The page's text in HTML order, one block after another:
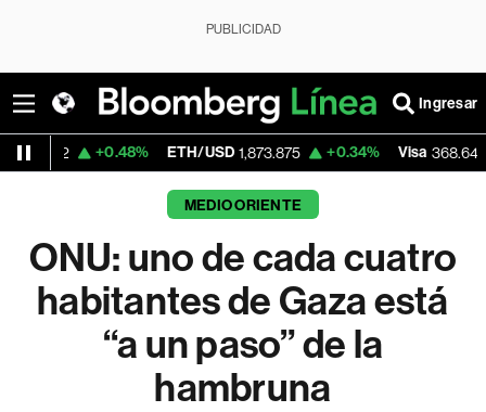
PUBLICIDAD
Ingresar
ETH/USD 1,873.875 +0.34% Visa 368.64 +0.81%
MEDIO ORIENTE
ONU: uno de cada cuatro
habitantes de Gaza está
“a un paso” de la
hambruna